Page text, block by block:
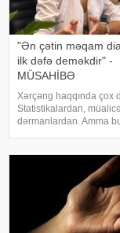
"Ən çətin məqam
ilk dəfə deməkdir" -
MÜSAHİBƏ
Xərçəng haqqında çox
Statistikalardan,
dərmanlardan. Amma
qorxularından,
yanlış bildiklərindən
danışırıq. Elə buna gör